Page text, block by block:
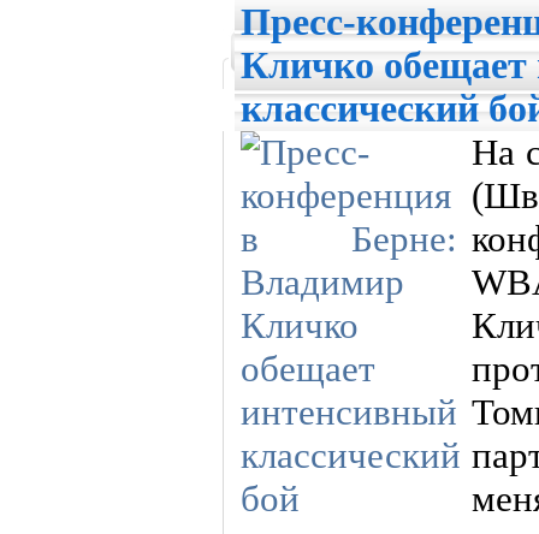
Пресс-
Кличко
классический
На